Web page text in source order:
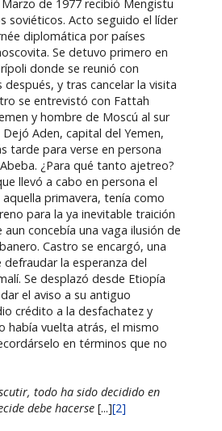
de 1977 recibió Mengistu
soviéticos. Acto seguido el líder
diplomática por países
Se detuvo primero en
donde se reunió con
después, y tras cancelar la visita
se entrevistó con Fattah
y hombre de Moscú al sur
Aden, capital del Yemen,
tarde para verse en persona
¿Para qué tanto ajetreo?
llevó a cabo en persona el
primavera, tenía como
para la ya inevitable traición
aun concebía una vaga ilusión de
Castro se encargó, una
la esperanza del
Se desplazó desde Etiopía
el aviso a su antiguo
crédito a la desfachatez y
había vuelta atrás, el mismo
en términos que no
todo ha sido decidido en
debe hacerse[...][2]